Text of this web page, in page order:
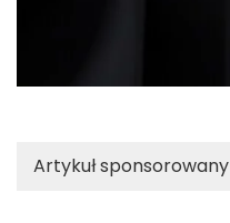
Artykuł sponsorowany